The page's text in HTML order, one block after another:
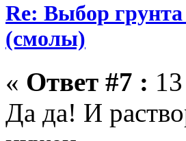
Re: Выбор
(смолы)
« Ответ #7 :
Да да! И